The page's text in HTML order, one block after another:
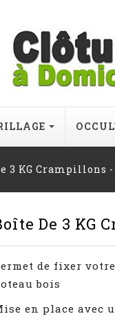
3 KG Crampillons
De 3 KG
de fixer
bois
en place avec